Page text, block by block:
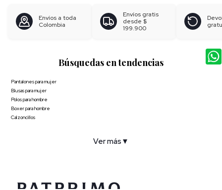
Envíos a toda
Colombia
Envíos gratis
desde $
199.900
Búsquedas en tendencias
Pantalones para mujer
Blusas para mujer
Polos para hombre
Boxer para hombre
Calzoncillos
Ver más ▼